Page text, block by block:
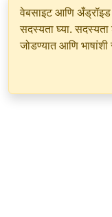
वेबसाइट आणि
सदस्यता घ्या.
जोडण्यात आणि